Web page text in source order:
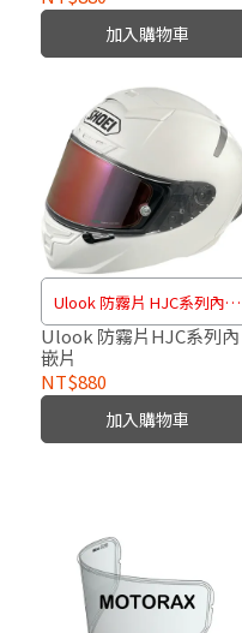
加入購物車
Ulook 防霧片 HJC系列內嵌
片
Ulook 防霧片HJC系列內
嵌片
NT$880
加入購物車